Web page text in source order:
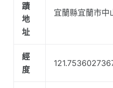
蹟
地
址
宜蘭縣宜蘭市中
經
度